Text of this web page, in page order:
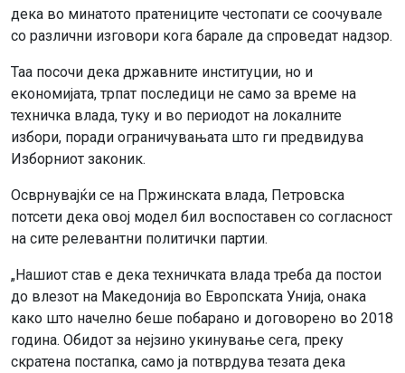
дека во минатото пратениците честопати се соочувале
со различни изговори кога барале да спроведат надзор.
Таа посочи дека државните институции, но и
економијата, трпат последици не само за време на
техничка влада, туку и во периодот на локалните
избори, поради ограничувањата што ги предвидува
Изборниот законик.
Осврнувајќи се на Пржинската влада, Петровска
потсети дека овој модел бил воспоставен со согласност
на сите релевантни политички партии.
„Нашиот став е дека техничката влада треба да постои
до влезот на Македонија во Европската Унија, онака
како што начелно беше побарано и договорено во 2018
година. Обидот за нејзино укинување сега, преку
скратена постапка, само ја потврдува тезата дека